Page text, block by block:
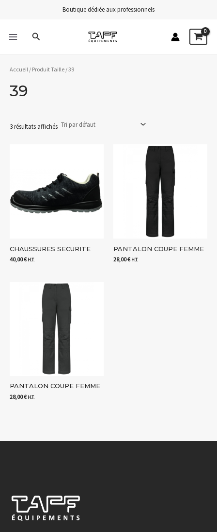
Boutique dédiée aux professionnels
Rechercher
Accueil / Produit Taille / 39
39
3 résultats affichés
CHAUSSURES SECURITE
40,00€ H.T.
PANTALON COUPE FEMME
28,00€ H.T.
PANTALON COUPE FEMME
28,00€ H.T.